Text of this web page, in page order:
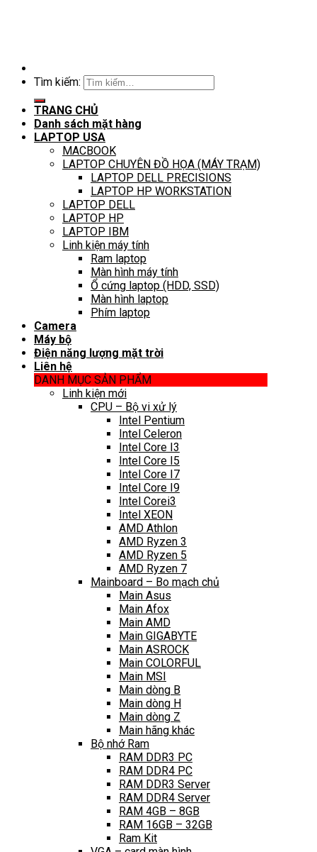
Tìm kiếm:
TRANG CHỦ
Danh sách mặt hàng
LAPTOP USA
MACBOOK
LAPTOP CHUYÊN ĐỒ HỌA (MÁY TRẠM)
LAPTOP DELL PRECISIONS
LAPTOP HP WORKSTATION
LAPTOP DELL
LAPTOP HP
LAPTOP IBM
Linh kiện máy tính
Ram laptop
Màn hình máy tính
Ổ cứng laptop (HDD, SSD)
Màn hình laptop
Phím laptop
Camera
Máy bộ
Điện năng lượng mặt trời
Liên hệ
DANH MỤC SẢN PHẨM
Linh kiện mới
CPU – Bộ vi xử lý
Intel Pentium
Intel Celeron
Intel Core I3
Intel Core I5
Intel Core I7
Intel Core I9
Intel Corei3
Intel XEON
AMD Athlon
AMD Ryzen 3
AMD Ryzen 5
AMD Ryzen 7
Mainboard – Bo mạch chủ
Main Asus
Main Afox
Main AMD
Main GIGABYTE
Main ASROCK
Main COLORFUL
Main MSI
Main dòng B
Main dòng H
Main dòng Z
Main hãng khác
Bộ nhớ Ram
RAM DDR3 PC
RAM DDR4 PC
RAM DDR3 Server
RAM DDR4 Server
RAM 4GB – 8GB
RAM 16GB – 32GB
Ram Kit